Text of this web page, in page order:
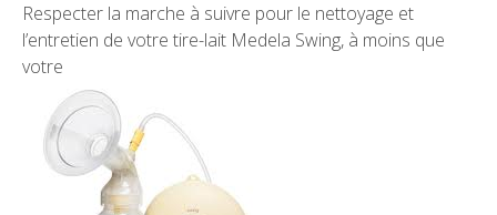
Respecter la marche à suivre pour le nettoyage et
l’entretien de votre tire-lait Medela Swing, à moins que
votre